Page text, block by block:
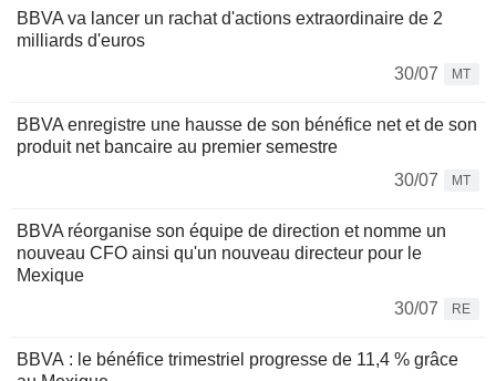
BBVA va lancer un rachat d'actions extraordinaire de 2
milliards d'euros
30/07
MT
BBVA enregistre une hausse de son bénéfice net et de son
produit net bancaire au premier semestre
30/07
MT
BBVA réorganise son équipe de direction et nomme un
nouveau CFO ainsi qu'un nouveau directeur pour le
Mexique
30/07
RE
BBVA : le bénéfice trimestriel progresse de 11,4 % grâce